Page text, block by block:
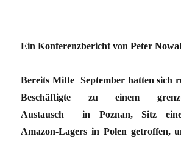
Ein Konferenzbericht von Peter
Bereits Mitte September hatten sich
Beschäftigte zu einem
Austausch in Poznan, Sitz
Amazon-Lagers in Polen getroffen,